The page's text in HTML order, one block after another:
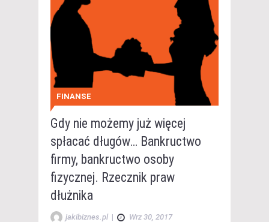
FINANSE
Gdy nie możemy już więcej
spłacać długów… Bankructwo
firmy, bankructwo osoby
fizycznej. Rzecznik praw
dłużnika
jakibiznes.pl | Wrz 30, 2017